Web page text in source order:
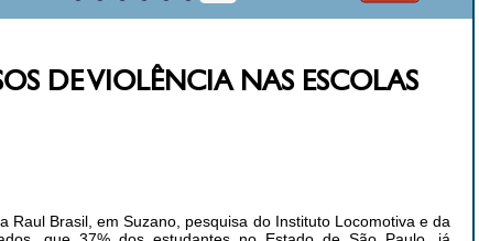
DE VIOLÊNCIA NAS ESCOLAS
Raul Brasil, em Suzano, pesquisa do Instituto Locomotiva e da